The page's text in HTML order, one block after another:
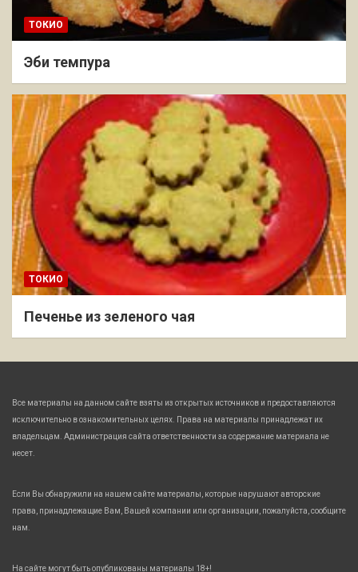
ТОКИО
Эби темпура
ТОКИО
Печенье из зеленого чая
Все материалы на данном сайте взяты из открытых источников и предоставляются
исключительно в ознакомительных целях. Права на материалы принадлежат их
владельцам. Администрация сайта ответственности за содержание материала не
несет.
Если Вы обнаружили на нашем сайте материалы, которые нарушают авторские
права, принадлежащие Вам, Вашей компании или организации, пожалуйста, сообщите
нам.
На сайте могут быть опубликованы материалы 18+!